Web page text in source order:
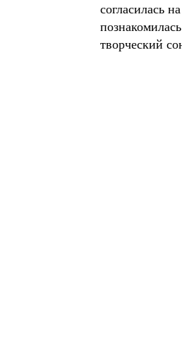
согласилась
творческий